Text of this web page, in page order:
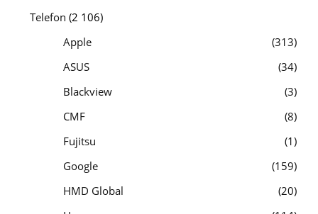
Telefon (2 106)
Apple
313
ASUS
34
Blackview
3
CMF
8
Fujitsu
1
Google
159
HMD Global
20